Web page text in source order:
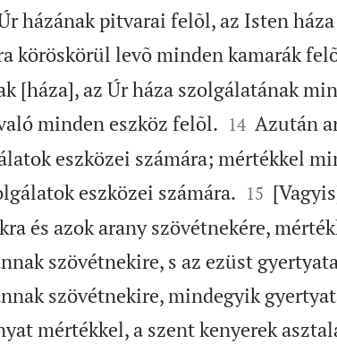
házának pitvarai felõl, az Isten
köröskörül levõ minden kamarák
[háza], az Úr háza szolgálatának
minden eszköz felõl.
14 Azután
eszközei számára; mértékkel
eszközei számára.
15
és azok arany szövétnekére,
szövétnekire, s az ezüst
szövétnekire, mindegyik
mértékkel, a szent kenyerek